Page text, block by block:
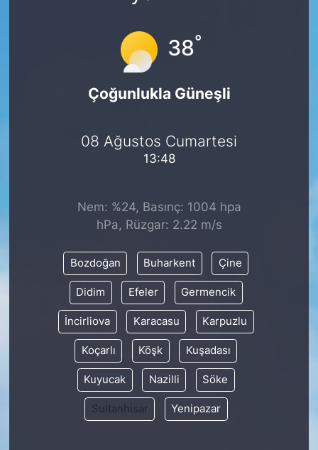
38°
Çoğunlukla Güneşli
08 Ağustos Cumartesi
13:48
Nem: %24, Basınç: 1004 hpa
hPa, Rüzgar: 2.22 m/s
Bozdoğan Buharkent Çine
Didim Efeler Germencik
İncirliova Karacasu Karpuzlu
Koçarlı Köşk Kuşadası
Kuyucak Nazilli Söke
Sultanhisar Yenipazar